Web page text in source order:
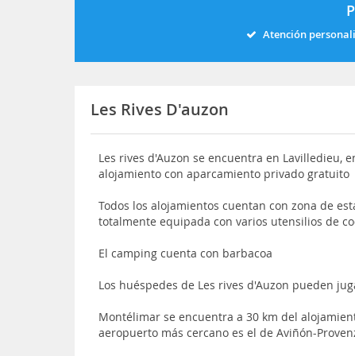
Atención
Les Rives D'auzon
Les rives d'Auzon se encuentra en Lavilledieu,
alojamiento con aparcamiento privado gratuito
Todos los alojamientos cuentan con zona de
totalmente equipada con varios utensilios de
El camping cuenta con barbacoa
Los huéspedes de Les rives d'Auzon pueden
Montélimar se encuentra a 30 km del
aeropuerto más cercano es el de Aviñón-